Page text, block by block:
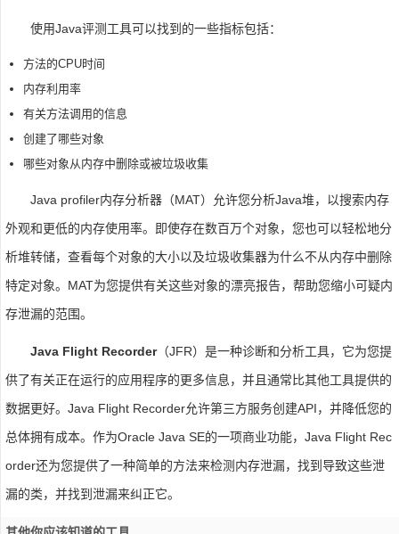
使用Java评测工具可以找到的一些指标包括：
方法的CPU时间
内存利用率
有关方法调用的信息
创建了哪些对象
哪些对象从内存中删除或被垃圾收集
Java profiler内存分析器（MAT）允许您分析Java堆，以搜索内存
外观和更低的内存使用率。即使存在数百万个对象，您也可以轻松地分
析堆转储，查看每个对象的大小以及垃圾收集器为什么不从内存中删除
特定对象。MAT为您提供有关这些对象的漂亮报告，帮助您缩小可疑内
存泄漏的范围。
Java Flight Recorder（JFR）是一种诊断和分析工具，它为您提
供了有关正在运行的应用程序的更多信息，并且通常比其他工具提供的
数据更好。Java Flight Recorder允许第三方服务创建API，并降低您的
总体拥有成本。作为Oracle Java SE的一项商业功能，Java Flight Rec
order还为您提供了一种简单的方法来检测内存泄漏，找到导致这些泄
漏的类，并找到泄漏来纠正它。